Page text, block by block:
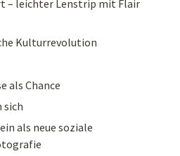
– leichter Lenstrip mit Flair
Kulturrevolution
als Chance
sich
als neue soziale